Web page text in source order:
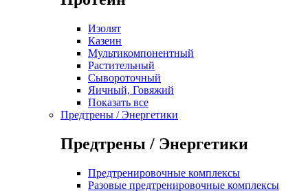
Изолят
Казеин
Мультикомпонентный
Растительный
Сывороточный
Яичный, Говяжий
Показать все
Предтрены / Энергетики
Предтрены / Энергетики
Предтренировочные комплексы
Разовые предтренировочные комплексы